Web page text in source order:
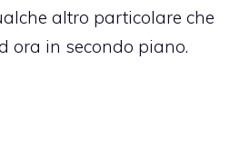
altro particolare che
ora in secondo piano.